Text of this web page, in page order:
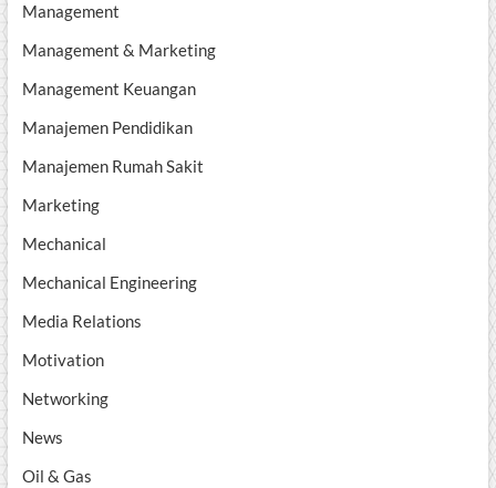
Management
Management & Marketing
Management Keuangan
Manajemen Pendidikan
Manajemen Rumah Sakit
Marketing
Mechanical
Mechanical Engineering
Media Relations
Motivation
Networking
News
Oil & Gas